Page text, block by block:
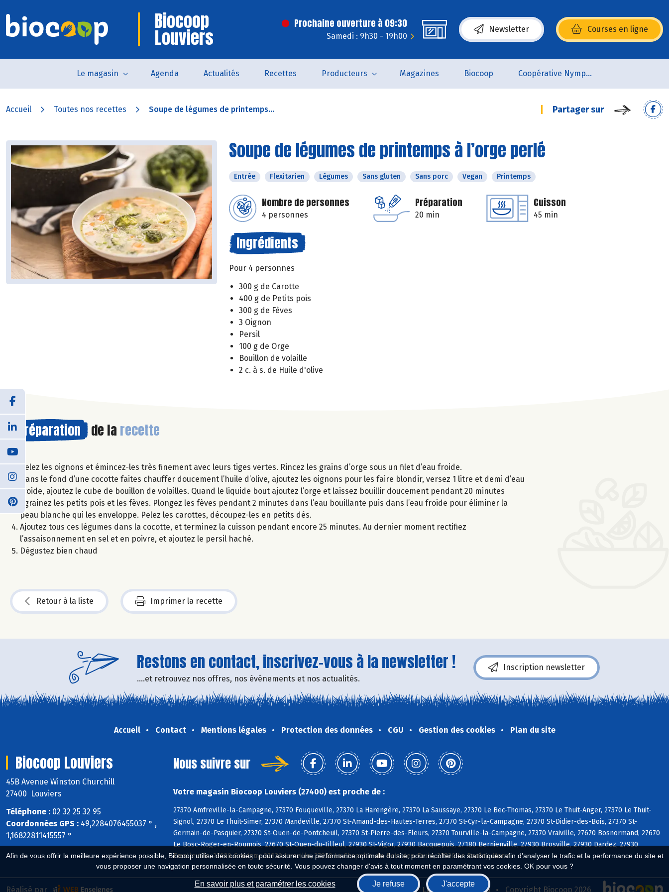
Afin de vous offrir la meilleure expérience possible, Biocoop utilise des cookies : pour assurer une performance optimale du site, pour récolter des statistiques afin d'analyser le trafic et la performance du site et
vous proposer une navigation personnalisée en toute sécurité. Vous pouvez changer d'avis à tout moment en paramétrant vos cookies. OK pour vous ?
En savoir plus et paramétrer les cookies Je refuse J'accepte
Biocoop
Louviers
Prochaine ouverture à 09:30
Samedi : 9h30 - 19h00
Newsletter Courses en ligne
(s’ouvre dans une nouvelle fenêtre)
Le magasin Agenda Actualités Recettes Producteurs Magazines Biocoop Coopérative Nymphéa
Accueil Toutes nos recettes Soupe de légumes de printemps... Partager sur
Soupe de légumes de printemps à l’orge perlé
Entrée Flexitarien Légumes Sans gluten Sans porc Vegan Printemps
Nombre de personnes
4 personnes
Préparation
20 min
Cuisson
45 min
Ingrédients
Pour 4 personnes
300 g de Carotte
400 g de Petits pois
300 g de Fèves
3 Oignon
Persil
100 g de Orge
Bouillon de volaille
2 c. à s. de Huile d'olive
Préparation de la recette
Pelez les oignons et émincez-les très finement avec leurs tiges vertes. Rincez les grains d’orge sous un filet d’eau froide.
Dans le fond d’une cocotte faites chauffer doucement l’huile d’olive, ajoutez les oignons pour les faire blondir, versez 1 litre et demi d’eau
froide, ajoutez le cube de bouillon de volailles. Quand le liquide bout ajoutez l’orge et laissez bouillir doucement pendant 20 minutes
Egrainez les petits pois et les fèves. Plongez les fèves pendant 2 minutes dans l’eau bouillante puis dans l’eau froide pour éliminer la
peau blanche qui les enveloppe. Pelez les carottes, découpez-les en petits dés.
Ajoutez tous ces légumes dans la cocotte, et terminez la cuisson pendant encore 25 minutes. Au dernier moment rectifiez
l’assaisonnement en sel et en poivre, et ajoutez le persil haché.
Dégustez bien chaud
Retour à la liste Imprimer la recette
Restons en contact, inscrivez-vous à la newsletter !
....et retrouvez nos offres, nos événements et nos actualités.
Inscription newsletter
Accueil Contact Mentions légales Protection des données CGU Gestion des cookies Plan du site
Biocoop Louviers
45B Avenue Winston Churchill
27400 Louviers
Téléphone : 02 32 25 32 95
Coordonnées GPS : 49,2284076455037 ° ,
1,16822811415557 °
Nous suivre sur
Votre magasin Biocoop Louviers (27400) est proche de :
27370 Amfreville-la-Campagne, 27370 Fouqueville, 27370 La Harengère, 27370 La Saussaye, 27370 Le Bec-Thomas, 27370 Le Thuit-Anger, 27370 Le Thuit-
Signol, 27370 Le Thuit-Simer, 27370 Mandeville, 27370 St-Amand-des-Hautes-Terres, 27370 St-Cyr-la-Campagne, 27370 St-Didier-des-Bois, 27370 St-
Germain-de-Pasquier, 27370 St-Ouen-de-Pontcheuil, 27370 St-Pierre-des-Fleurs, 27370 Tourville-la-Campagne, 27370 Vraiville, 27670 Bosnormand, 27670
Le Bosc-Roger-en-Roumois, 27670 St-Ouen-du-Tilleul, 27930 St-Vigor, 27930 Bacquepuis, 27180 Bernienville, 27930 Brosville, 27930 Dardez, 27930
Emalleville, 27930 Gravigny, 27930 Irreville, 27930 La Chapelle-du-Bois-des-Faulx, 27930 Le Boulay-Morin
Biocoop.fr Le réseau Biocoop Copyright Biocoop 2026
Réalisé par